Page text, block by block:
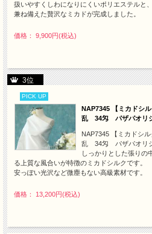
扱いやすくしわになりにくいポリエステルと
兼ね備えた贅沢なミカドが完成しました。
価格： 9,900円(税込)
3位
PICK UP
NAP7345 【ミカドシ
乱 34匁 パザパオリ
NAP7345 【ミカドシ
乱 34匁 パザパオリ
しっかりとした張りの
る上質な風合いが特徴のミカドシルクです。
安っぽい光沢など微塵もない高級素材です。
価格： 13,200円(税込)